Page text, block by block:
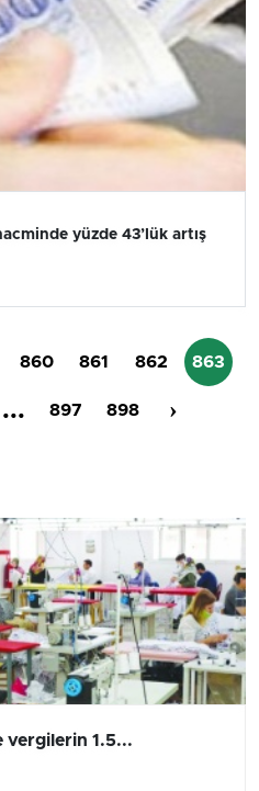
yüzde 43’lük artış
860 861 862 863
... 897 898 ›
üretimi ve...